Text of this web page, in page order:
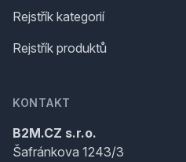
Rejstřík kategorií
Rejstřík produktů
KONTAKT
B2M.CZ s.r.o.
Šafránkova 1243/3